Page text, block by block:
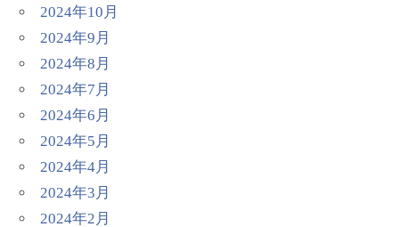
2024年10月
2024年9月
2024年8月
2024年7月
2024年6月
2024年5月
2024年4月
2024年3月
2024年2月